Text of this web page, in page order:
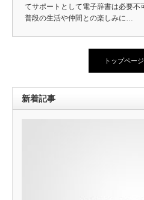
てサポートとして電子辞書は必要不
普段の生活や仲間との楽しみに…
トップペー
新着記事